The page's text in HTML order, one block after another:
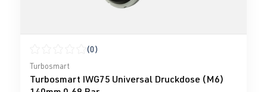
Durchschnittliche Bewertung von 0 von 5 Sternen
(0)
Turbosmart
Turbosmart IWG75 Universal Druckdose (M6)